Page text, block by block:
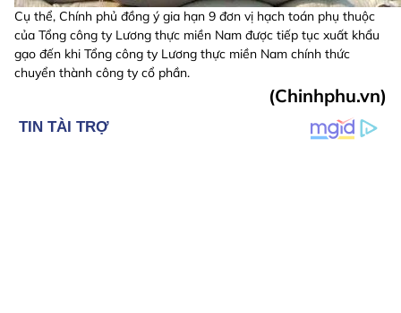
Cụ thể, Chính phủ đồng ý gia hạn 9 đơn vị hạch toán phụ thuộc
của Tổng công ty Lương thực miền Nam được tiếp tục xuất khẩu
gạo đến khi Tổng công ty Lương thực miền Nam chính thức
chuyển thành công ty cổ phần.
(Chinhphu.vn)